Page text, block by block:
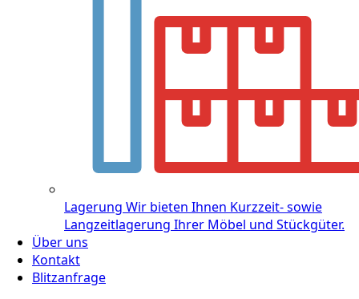
Lagerung Wir bieten Ihnen Kurzzeit- sowie
Langzeitlagerung Ihrer Möbel und Stückgüter.
Über uns
Kontakt
Blitzanfrage